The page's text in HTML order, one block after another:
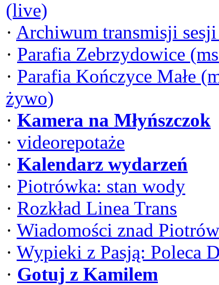
(live)
· Archiwum transmisji
· Parafia Zebrzydowice
· Parafia Kończyce Małe
żywo)
· Kamera na Młyńszczok
· videorepotaże
· Kalendarz wydarzeń
· Piotrówka: stan wody
· Rozkład Linea Trans
· Wiadomości znad
· Wypieki z Pasją: Poleca
· Gotuj z Kamilem